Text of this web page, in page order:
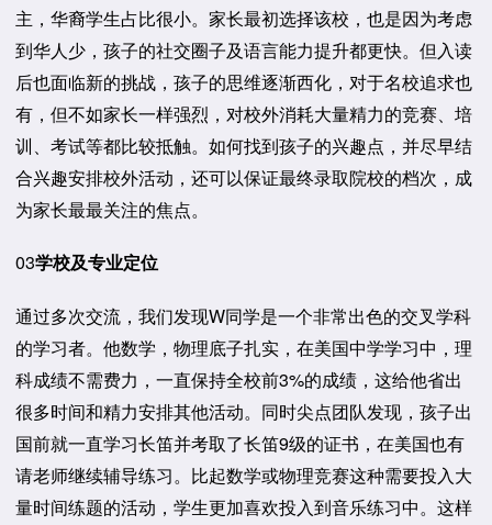
主，华裔学生占比很小。家长最初选择该校，也是因为考虑
到华人少，孩子的社交圈子及语言能力提升都更快。但入读
后也面临新的挑战，孩子的思维逐渐西化，对于名校追求也
有，但不如家长一样强烈，对校外消耗大量精力的竞赛、培
训、考试等都比较抵触。如何找到孩子的兴趣点，并尽早结
合兴趣安排校外活动，还可以保证最终录取院校的档次，成
为家长最最关注的焦点。
03学校及专业定位
通过多次交流，我们发现W同学是一个非常出色的交叉学科
的学习者。他数学，物理底子扎实，在美国中学学习中，理
科成绩不需费力，一直保持全校前3%的成绩，这给他省出
很多时间和精力安排其他活动。同时尖点团队发现，孩子出
国前就一直学习长笛并考取了长笛9级的证书，在美国也有
请老师继续辅导练习。比起数学或物理竞赛这种需要投入大
量时间练题的活动，学生更加喜欢投入到音乐练习中。这样